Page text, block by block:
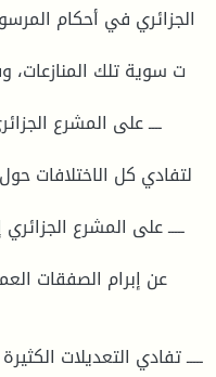
ت سوية تلك المنازعات،
ــــ على المشرع
لتفادي كل الاختلافات
ـــــ على المشرع
عن إبرام الصفقات
ـــــ تفادي التعديلات